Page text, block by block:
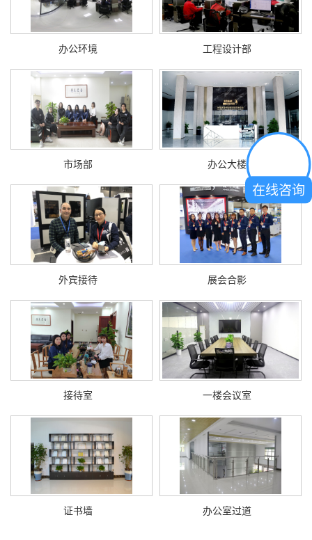
办公环境 工程设计部
市场部 办公大楼
外宾接待 展会合影
接待室 一楼会议室
证书墙 办公室过道
在线咨询